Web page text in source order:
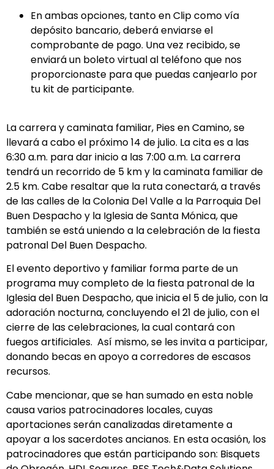
En ambas opciones, tanto en Clip como vía
depósito bancario, deberá enviarse el
comprobante de pago. Una vez recibido, se
enviará un boleto virtual al teléfono que nos
proporcionaste para que puedas canjearlo por
tu kit de participante.
La carrera y caminata familiar, Pies en Camino, se
llevará a cabo el próximo 14 de julio. La cita es a las
6:30 a.m. para dar inicio a las 7:00 a.m. La carrera
tendrá un recorrido de 5 km y la caminata familiar de
2.5 km. Cabe resaltar que la ruta conectará, a través
de las calles de la Colonia Del Valle a la Parroquia Del
Buen Despacho y la Iglesia de Santa Mónica, que
también se está uniendo a la celebración de la fiesta
patronal Del Buen Despacho.
El evento deportivo y familiar forma parte de un
programa muy completo de la fiesta patronal de la
Iglesia del Buen Despacho, que inicia el 5 de julio, con la
adoración nocturna, concluyendo el 21 de julio, con el
cierre de las celebraciones, la cual contará con
fuegos artificiales. Así mismo, se les invita a participar,
donando becas en apoyo a corredores de escasos
recursos.
Cabe mencionar, que se han sumado en esta noble
causa varios patrocinadores locales, cuyas
aportaciones serán canalizadas diretamente a
apoyar a los sacerdotes ancianos. En esta ocasión, los
patrocinadores que están participando son: Bisquets